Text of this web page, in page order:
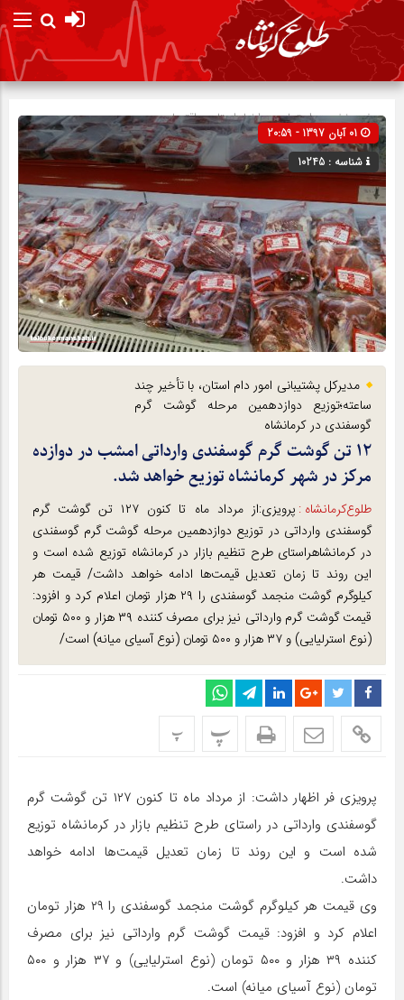
صفحه نخستاجتماعی»اخبار استان»اقتصادی
شناسه : 10245
مدیرکل پشتیبانی امور دام استان، با تأخیر چند
ساعته؛توزیع دوازدهمین مرحله گوشت گرم
گوسفندی در کرمانشاه
۱۲ تن گوشت گرم گوسفندی وارداتی امشب در دوازده
مرکز در شهر کرمانشاه توزیع خواهد شد.
طلوع‌‌کرمانشاه :
پرویزی:از مرداد ماه تا کنون ۱۲۷ تن گوشت گرم
گوسفندی وارداتی در توزیع دوازدهمین مرحله گوشت گرم گوسفندی
در کرمانشاهراستای طرح تنظیم بازار در کرمانشاه توزیع شده است و
این روند تا زمان تعدیل قیمت‌ها ادامه خواهد داشت/ قیمت هر
کیلوگرم گوشت منجمد گوسفندی را ۲۹ هزار تومان اعلام کرد و افزود:
قیمت گوشت گرم وارداتی نیز برای مصرف کننده ۳۹ هزار و ۵۰۰ تومان
(نوع استرلیایی) و ۳۷ هزار و ۵۰۰ تومان (نوع آسیای میانه) است/
پ پ
پرویزی فر اظهار داشت: از مرداد ماه تا کنون ۱۲۷ تن گوشت گرم
گوسفندی وارداتی در راستای طرح تنظیم بازار در کرمانشاه توزیع
شده است و این روند تا زمان تعدیل قیمت‌ها ادامه خواهد
داشت.
وی قیمت هر کیلوگرم گوشت منجمد گوسفندی را ۲۹ هزار تومان
اعلام کرد و افزود: قیمت گوشت گرم وارداتی نیز برای مصرف
کننده ۳۹ هزار و ۵۰۰ تومان (نوع استرلیایی) و ۳۷ هزار و ۵۰۰
تومان (نوع آسیای میانه) است.